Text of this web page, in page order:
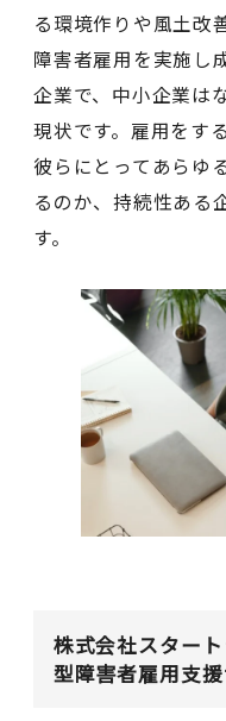
る環境作りや風土改
障害者雇用を実施し
企業で、中小企業は
現状です。雇用をす
彼らにとってあらゆ
るのか、持続性ある
す。
株式会社スター
型障害者雇用支